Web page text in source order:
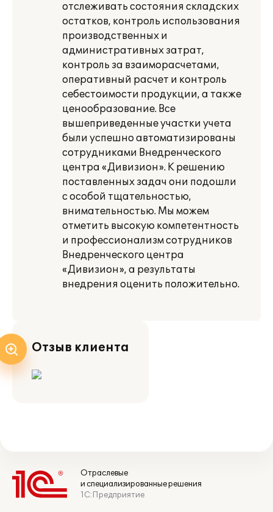
отслеживать состояния складских
остатков, контроль использования
производственных и
административных затрат,
контроль за взаиморасчетами,
оперативный расчет и контроль
себестоимости продукции, а также
ценообразование. Все
вышеприведенные участки учета
были успешно автоматизированы
сотрудниками Внедренческого
центра «Дивизион». К решению
поставленных задач они подошли
с особой тщательностью,
внимательностью. Мы можем
отметить высокую компетентность
и профессионализм сотрудников
Внедренческого центра
«Дивизион», а результаты
внедрения оценить положительно.
Отзыв клиента
Отраслевые
и специализированные решения
1С:Предприятие